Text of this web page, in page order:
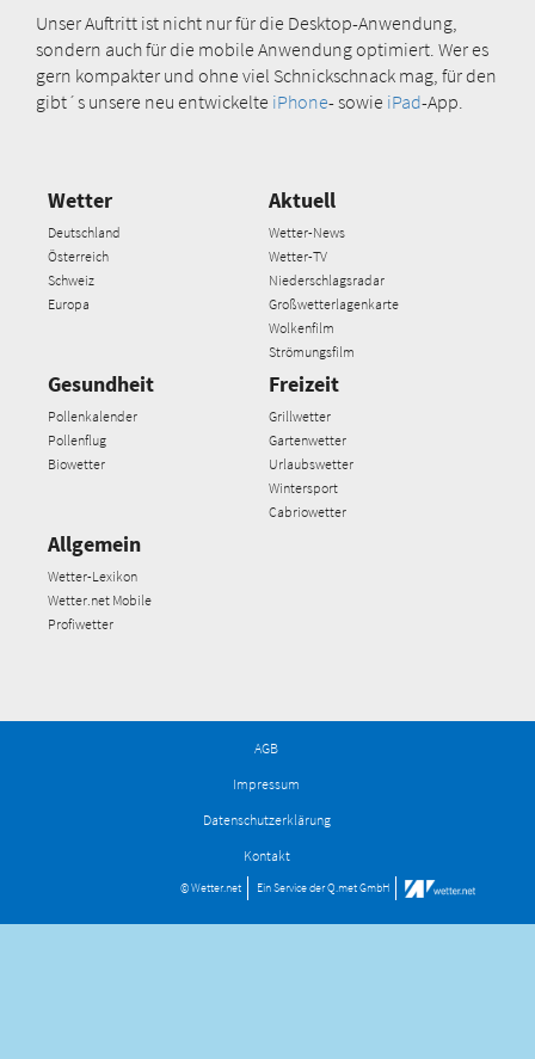
Unser Auftritt ist nicht nur für die Desktop-Anwendung,
sondern auch für die mobile Anwendung optimiert. Wer es
gern kompakter und ohne viel Schnickschnack mag, für den
gibt´s unsere neu entwickelte iPhone- sowie iPad-App.
Wetter
Deutschland
Österreich
Schweiz
Europa
Aktuell
Wetter-News
Wetter-TV
Niederschlagsradar
Großwetterlagenkarte
Wolkenfilm
Strömungsfilm
Gesundheit
Pollenkalender
Pollenflug
Biowetter
Freizeit
Grillwetter
Gartenwetter
Urlaubswetter
Wintersport
Cabriowetter
Allgemein
Wetter-Lexikon
Wetter.net Mobile
Profiwetter
AGB
Impressum
Datenschutzerklärung
Kontakt
© Wetter.net Ein Service derQ.met GmbH